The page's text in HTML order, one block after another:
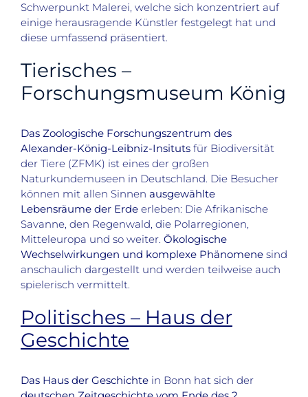
Schwerpunkt Malerei, welche sich konzentriert auf
einige herausragende Künstler festgelegt hat und
diese umfassend präsentiert.
Tierisches –
Forschungsmuseum König
Das Zoologische Forschungszentrum des
Alexander-König-Leibniz-Insituts für Biodiversität
der Tiere (ZFMK) ist eines der großen
Naturkundemuseen in Deutschland. Die Besucher
können mit allen Sinnen ausgewählte
Lebensräume der Erde erleben: Die Afrikanische
Savanne, den Regenwald, die Polarregionen,
Mitteleuropa und so weiter. Ökologische
Wechselwirkungen und komplexe Phänomene sind
anschaulich dargestellt und werden teilweise auch
spielerisch vermittelt.
Politisches – Haus der
Geschichte
Das Haus der Geschichte in Bonn hat sich der